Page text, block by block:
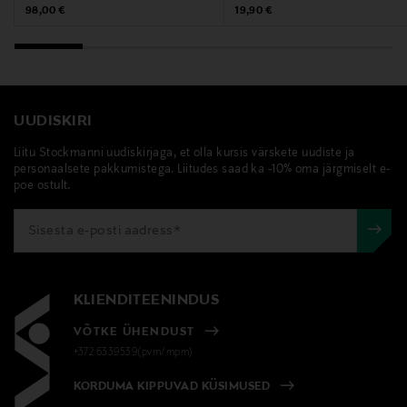
Original Price
98,00 €
Original Price
19,90 €
UUDISKIRI
Liitu Stockmanni uudiskirjaga, et olla kursis värskete uudiste ja
personaalsete pakkumistega. Liitudes saad ka -10% oma järgmiselt e-
poe ostult.
KLIENDITEENINDUS
VÕTKE ÜHENDUST
+372 6339539(pvm/mpm)
KORDUMA KIPPUVAD KÜSIMUSED